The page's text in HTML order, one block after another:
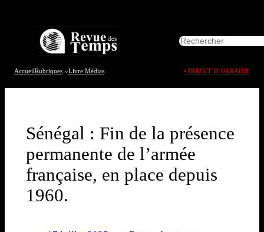
R
r
AccueilRubriques Livre Médias • DIRECT D’UKRAINE
Sénégal : Fin de la présence
permanente de l’armée
française, en place depuis
1960.